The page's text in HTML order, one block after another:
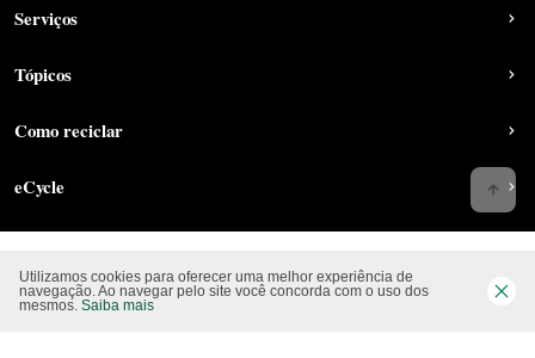
Serviços
Tópicos
Como reciclar
eCycle
Siga-nos nas rede sociais
Utilizamos cookies para oferecer uma melhor experiência de
navegação. Ao navegar pelo site você concorda com o uso dos
mesmos. Saiba mais